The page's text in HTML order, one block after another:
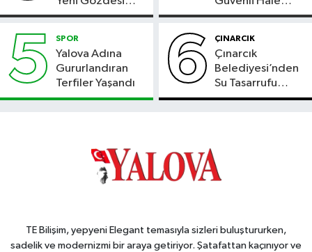
Bolu'daki Meyve
Geliyor
5 SPOR
Yalova Adına
Gururlandıran
Terfiler Yaşandı
6 ÇINARCIK
Çınarcık
Belediyesi’nden
Su Tasarrufu
Çağrısı
TE Bilişim, yepyeni Elegant temasıyla sizleri buluştururken,
sadelik ve modernizmi bir araya getiriyor. Şatafattan kaçınıyor ve